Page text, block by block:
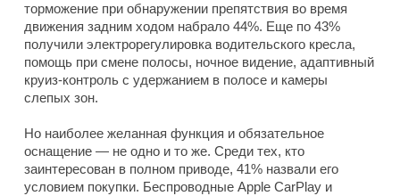
торможение при обнаружении препятствия во время
движения задним ходом набрало 44%. Еще по 43%
получили электрорегулировка водительского кресла,
помощь при смене полосы, ночное видение, адаптивный
круиз-контроль с удержанием в полосе и камеры
слепых зон.
Но наиболее желанная функция и обязательное
оснащение — не одно и то же. Среди тех, кто
заинтересован в полном приводе, 41% назвали его
условием покупки. Беспроводные Apple CarPlay и